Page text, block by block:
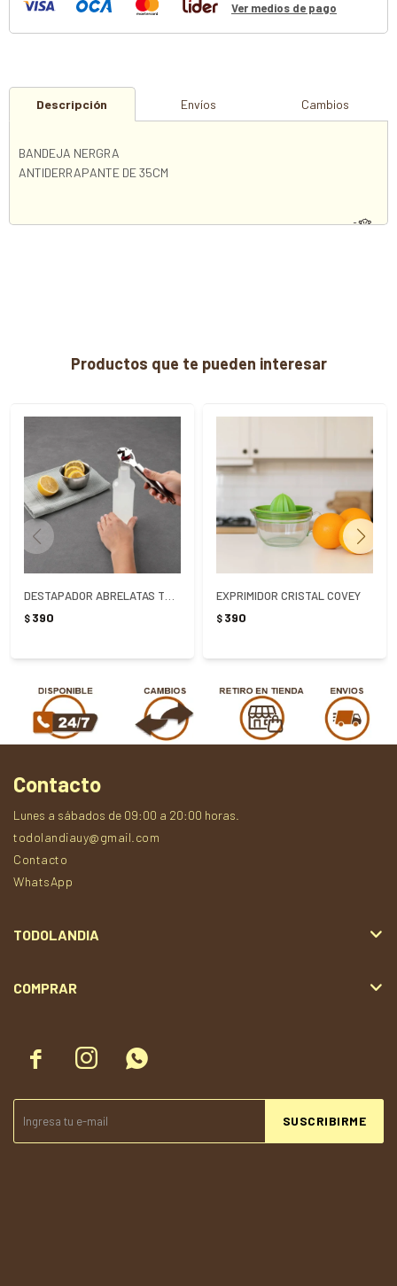
Ver medios de pago
Descripción Envíos Cambios
BANDEJA NERGRA
ANTIDERRAPANTE DE 35CM
Productos que te pueden interesar
$ 390
EXPRIMIDOR CRISTAL COVEY
$ 390
  
SUSCRIBIRME
Contacto
Lunes a sábados de 09:00 a 20:00 horas.
todolandiauy@gmail.com
Contacto
WhatsApp
TODOLANDIA
COMPRAR